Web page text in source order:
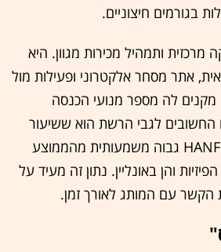
בגורמים חיצוניים.
ותמהיל מכירות מגוון. היא
אתר מסחר אלקטרוני ופעילות מול
מקנים לה מספר מנועי הכנסה
החשובים לגבי הרשת הוא ששיעור
הלקוחות החוזרים של HANF גבוה משמעותית מהממוצע
והן באונליין. נתון זה מעיד על
הקשר עם המותג לאורך זמן.